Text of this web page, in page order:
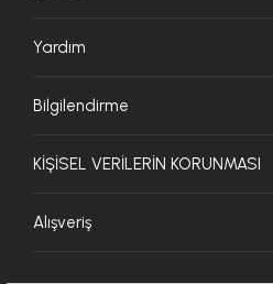
Yardım
Bilgilendirme
KİŞİSEL VERİLERİN KORUNMASI
Alışveriş